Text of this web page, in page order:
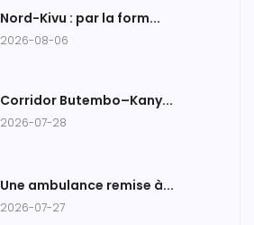
Nord-Kivu : par la form...
2026-08-06
Corridor Butembo–Kany...
2026-07-28
Une ambulance remise à...
2026-07-27